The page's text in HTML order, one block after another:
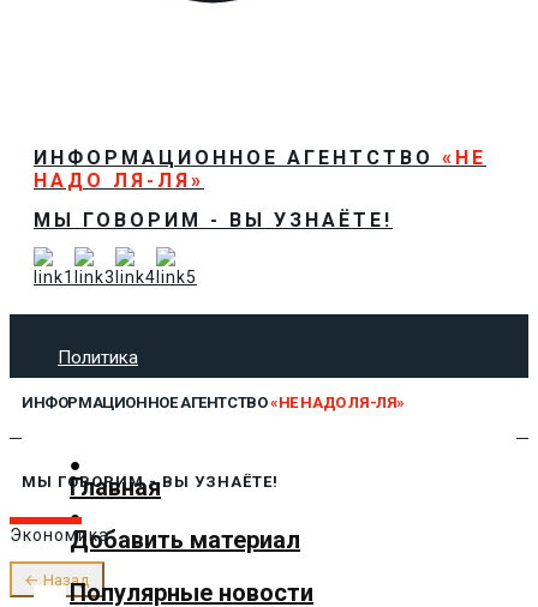
ИНФОРМАЦИОННОЕ АГЕНТСТВО «НЕ
НАДО ЛЯ-ЛЯ»
МЫ ГОВОРИМ - ВЫ УЗНАЁТЕ!
Политика
Технологии
Предложить новость
О нас
ИНФОРМАЦИОННОЕ АГЕНТСТВО«НЕ НАДО ЛЯ-ЛЯ»
Главная
Добавить материал
Популярные новости
МЫ ГОВОРИМ - ВЫ УЗНАЁТЕ!
Экономика
← Назад